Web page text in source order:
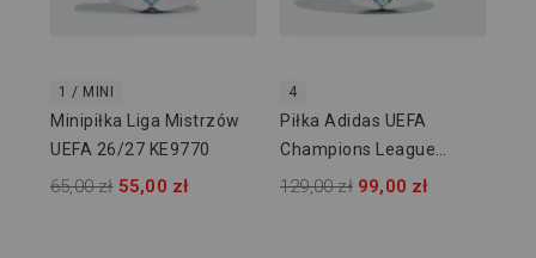
1 / MINI
Minipiłka Liga Mistrzów
UEFA 26/27 KE9770
65,00 zł 55,00 zł
4
Piłka Adidas UEFA
Champions League
26/27 League J350
129,00 zł 99,00 zł